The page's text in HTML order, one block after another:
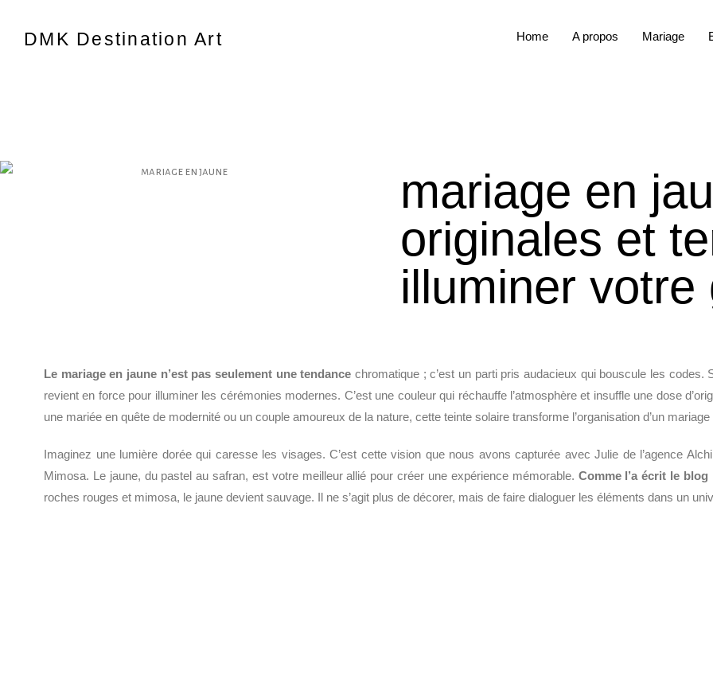
DMK Destination Art Home A propos Mariage
mariage en
originales et
illuminer votre
Le mariage en jaune n’est pas seulement une tendance chromatique ; c’est un parti pris audacieux qui bouscule les codes.
revient en force pour illuminer les cérémonies modernes. C’est une couleur qui réchauffe l’atmosphère et insuffle une dose
une mariée en quête de modernité ou un couple amoureux de la nature, cette teinte solaire transforme l’organisation d’un
Imaginez une lumière dorée qui caresse les visages. C’est cette vision que nous avons capturée avec Julie de l’agence
Mimosa. Le jaune, du pastel au safran, est votre meilleur allié pour créer une expérience mémorable. Comme l’a écrit le
roches rouges et mimosa, le jaune devient sauvage. Il ne s’agit plus de décorer, mais de faire dialoguer les éléments dans un